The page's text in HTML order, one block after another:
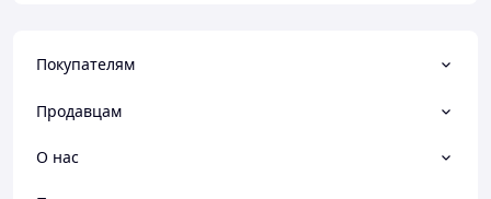
Покупателям
Продавцам
О нас